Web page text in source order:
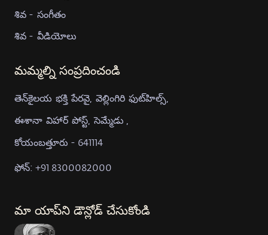
శివ - సంగీతం
శివ - వీడియోలు
మమ్మల్ని సంప్రదించండి
తెన్‍కైలయ భక్తి పేరవై, వెల్లింగిరి ఫుట్‍హిల్స్,
ఈశానా విహార్ పోస్ట్, సెమ్మేడు ,
కోయంబత్తూరు - 641114
ఫోన్: +91 8300082000
మా యాప్‍ని డౌన్లోడ్ చేసుకోండి